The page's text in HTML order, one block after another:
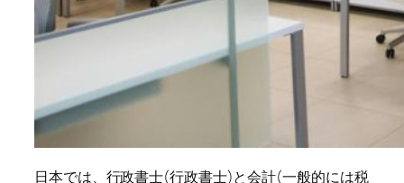
日本では、行政書士(行政書士)と会計(一般的には税